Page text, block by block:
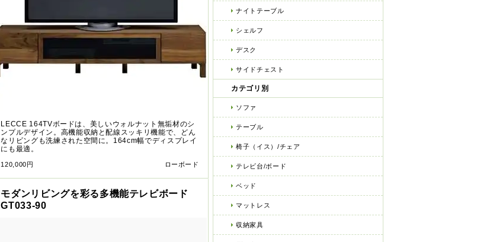
LECCE 164TVボードは、美しいウォルナット無垢材のシ
ンプルデザイン。高機能収納と配線スッキリ機能で、どん
なリビングも洗練された空間に。164cm幅でディスプレイ
にも最適。
120,000円 ローボード
モダンリビングを彩る多機能テレビボード
GT033-90
ナイトテーブル
シェルフ
デスク
サイドチェスト
カテゴリ別
ソファ
テーブル
椅子（イス）/チェア
テレビ台/ボード
ベッド
マットレス
収納家具